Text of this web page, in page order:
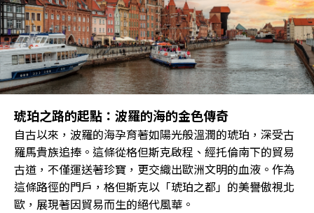
琥珀之路的起點：波羅的海的金色傳奇
自古以來，波羅的海孕育著如陽光般溫潤的琥珀，深受古
羅馬貴族追捧。這條從格但斯克啟程、經托倫南下的貿易
古道，不僅運送著珍寶，更交織出歐洲文明的血液。作為
這條路徑的門戶，格但斯克以「琥珀之都」的美譽傲視北
歐，展現著因貿易而生的絕代風華。